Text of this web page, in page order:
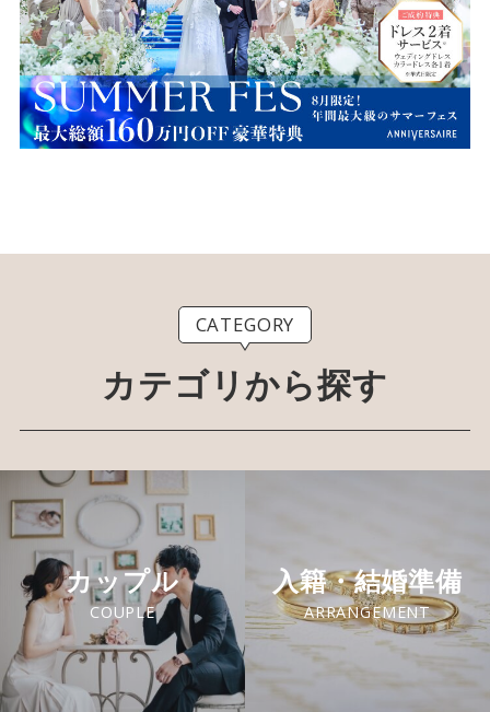
CATEGORY
カテゴリから探す
カップル
COUPLE
入籍・結婚準備
ARRANGEMENT